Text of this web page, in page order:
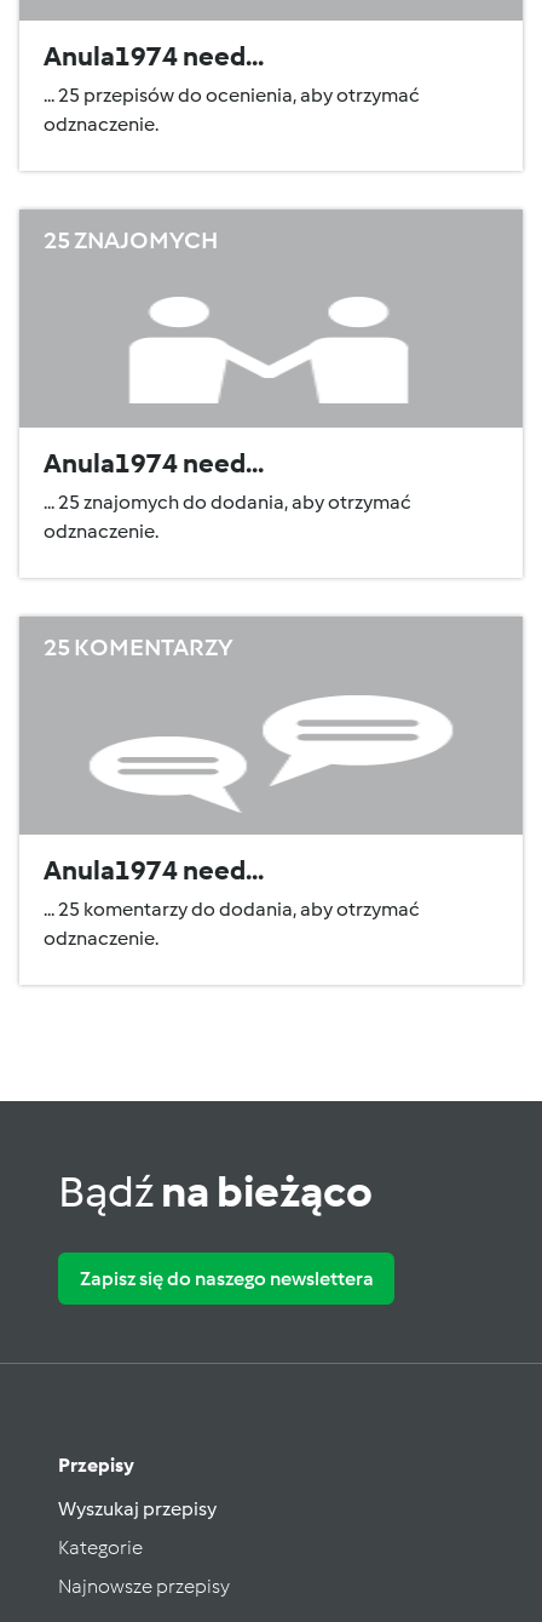
Anula1974 need...
... 25 przepisów do ocenienia, aby otrzymać
odznaczenie.
25 ZNAJOMYCH
Anula1974 need...
... 25 znajomych do dodania, aby otrzymać
odznaczenie.
25 KOMENTARZY
Anula1974 need...
... 25 komentarzy do dodania, aby otrzymać
odznaczenie.
Bądźna bieżąco
Zapisz się do naszego newslettera
Przepisy
Wyszukaj przepisy
Kategorie
Najnowsze przepisy